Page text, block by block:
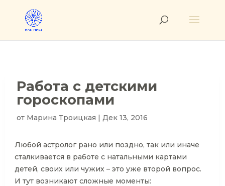
Работа с детскими
гороскопами
от Марина Троицкая | Дек 13, 2016
Любой астролог рано или поздно, так или иначе
сталкивается в работе с натальными картами
детей, своих или чужих – это уже второй вопрос.
И тут возникают сложные моменты: